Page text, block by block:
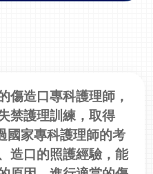
傷造口專科護理師，
禁護理訓練，取得
國家專科護理師的考
造口的照護經驗，能